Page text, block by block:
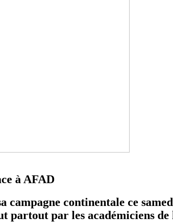
à AFAD
campagne continentale ce
partout par les académiciens